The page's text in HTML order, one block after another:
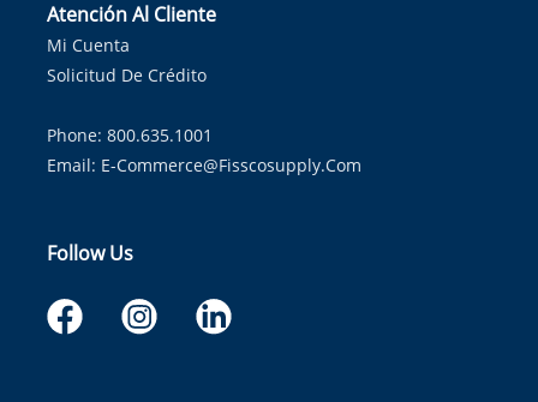
Atención Al Cliente
Mi Cuenta
Solicitud De Crédito
Phone: 800.635.1001
Email: E-Commerce@fisscosupply.com
Follow Us